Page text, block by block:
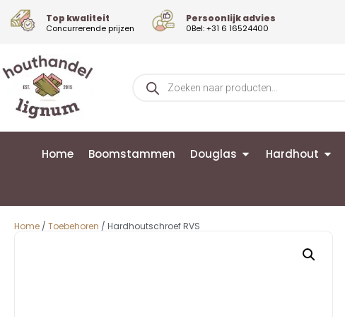
Top kwaliteit
Concurrerende prijzen
Persoonlijk advies
0Bel: +31 6 16524400
Home Boomstammen Douglas Hardhout
Home / Toebehoren / Hardhoutschroef RVS